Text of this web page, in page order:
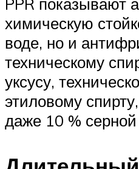
PPR показывают
химическую
воде, но и
техническому
уксусу,
этиловому
даже 10 % серной